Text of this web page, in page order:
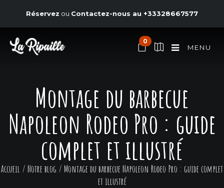
Réservez ou Contactez-nous au +33328667577
0
MENU
Montage du barbecue
Napoleon Rodeo Pro : guide
complet et illustré
Accueil / Notre blog / Montage du barbecue Napoleon Rodeo Pro : guide complet
et illustré